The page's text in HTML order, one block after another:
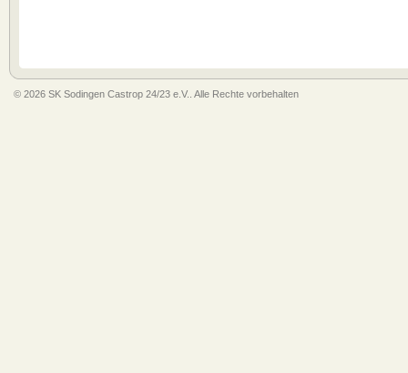
© 2026 SK Sodingen Castrop 24/23 e.V.. Alle Rechte vorbehalten